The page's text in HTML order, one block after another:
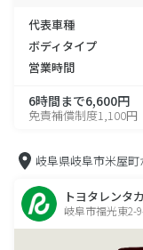
代表車種
ボディタイプ
営業時間
6時間まで6,600円
免責補償制度1,100円
岐阜県岐阜市米屋町
トヨタレンタ
岐阜市福光東2-